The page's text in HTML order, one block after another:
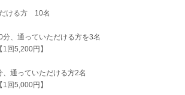
だける方 10名
分、通っていただける方を3名
回5,200円】
、通っていただける方2名
回5,000円】